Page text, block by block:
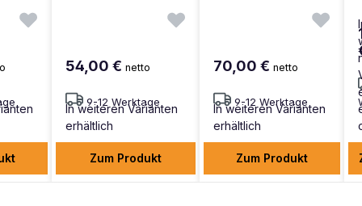
54,00 €netto
9-12 Werktage
In weiteren Varianten
erhältlich
Zum Produkt
70,00 € netto
9-12 Werktage
In weiteren Varianten
erhältlich
Zum Produkt